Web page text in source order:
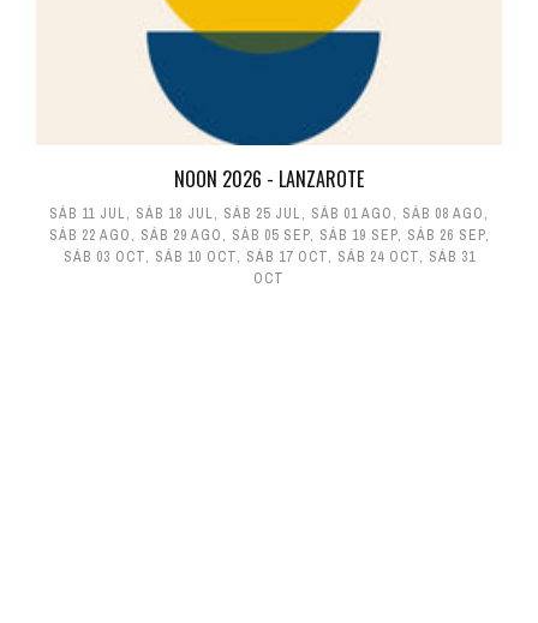
NOON 2026 - LANZAROTE
SÁB 11 JUL, SÁB 18 JUL, SÁB 25 JUL, SÁB 01 AGO, SÁB 08 AGO,
SÁB 22 AGO, SÁB 29 AGO, SÁB 05 SEP, SÁB 19 SEP, SÁB 26 SEP,
SÁB 03 OCT, SÁB 10 OCT, SÁB 17 OCT, SÁB 24 OCT, SÁB 31
OCT